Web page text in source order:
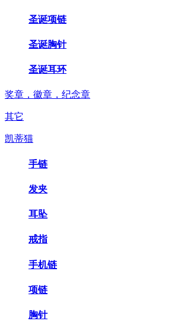
圣诞项链
圣诞胸针
圣诞耳环
奖章，徽章，纪念章
其它
凯蒂猫
手链
发夹
耳坠
戒指
手机链
项链
胸针